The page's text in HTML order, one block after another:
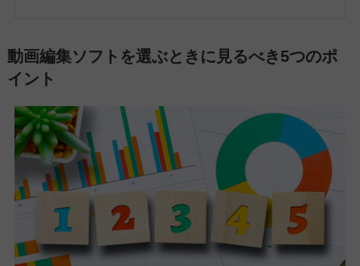
動画編集ソフトを選ぶときに見るべき5つのポ
イント